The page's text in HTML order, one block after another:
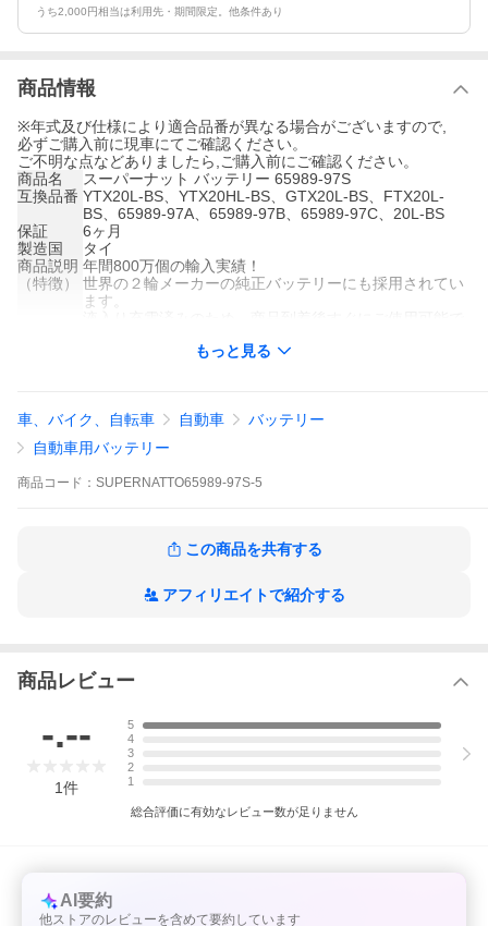
うち2,000円相当は利用先・期間限定。他条件あり
商品情報
※年式及び仕様により適合品番が異なる場合がございますので,
必ずご購入前に現車にてご確認ください。
ご不明な点などありましたら,ご購入前にご確認ください。
商品名
スーパーナット バッテリー 65989-97S
互換品番 YTX20L-BS、YTX20HL-BS、GTX20L-BS、FTX20L-
BS、65989-97A、65989-97B、65989-97C、20L-BS
保証
6ヶ月
製造国
タイ
商品説明
（特徴）
年間800万個の輸入実績！
世界の２輪メーカーの純正バッテリーにも採用されてい
ます。
■購入金額＋消費税＋送料となります。
業日頂戴しております。
お急ぎの方は必ずご購入前に納期等をお問い合わせくだ
さい。
※お客様都合によるご注文のキャンセル・返品は原則と
もっと見る
車、バイク、自転車 自動車
バッテリー
自動車用バッテリー
商品 コード： SUPERNATTO65989-97S-5
この商品を共有する
アフィリエイトで紹介する
商品レビュー
-.--
1件
5
4
3
2
1
総合評価に有効なレビュー数が足りません
AI要約
他ストアのレビューを含めて要約しています